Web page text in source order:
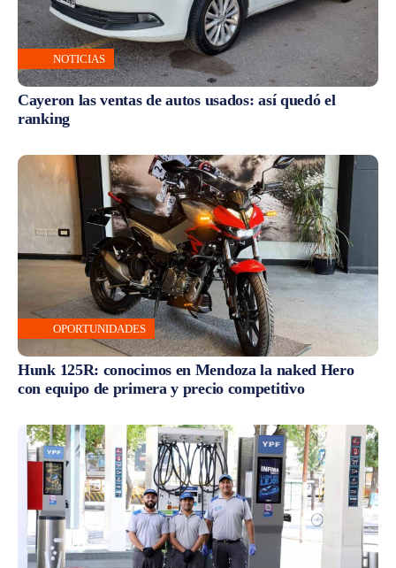
NOTICIAS
Cayeron las ventas de autos usados: así quedó el
ranking
OPORTUNIDADES
Hunk 125R: conocimos en Mendoza la naked Hero
con equipo de primera y precio competitivo